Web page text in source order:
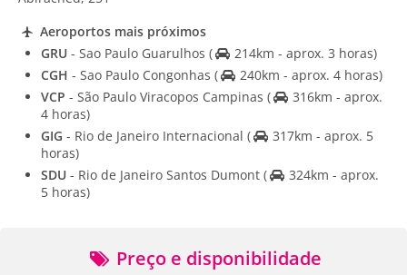
Aeroportos mais próximos
GRU - Sao Paulo Guarulhos (
214km - aprox. 3 horas)
CGH - Sao Paulo Congonhas (
240km - aprox. 4 horas)
VCP - São Paulo Viracopos Campinas (
316km - aprox.
4 horas)
GIG - Rio de Janeiro Internacional (
317km - aprox. 5
horas)
SDU - Rio de Janeiro Santos Dumont (
324km - aprox.
5 horas)
Preço e disponibilidade